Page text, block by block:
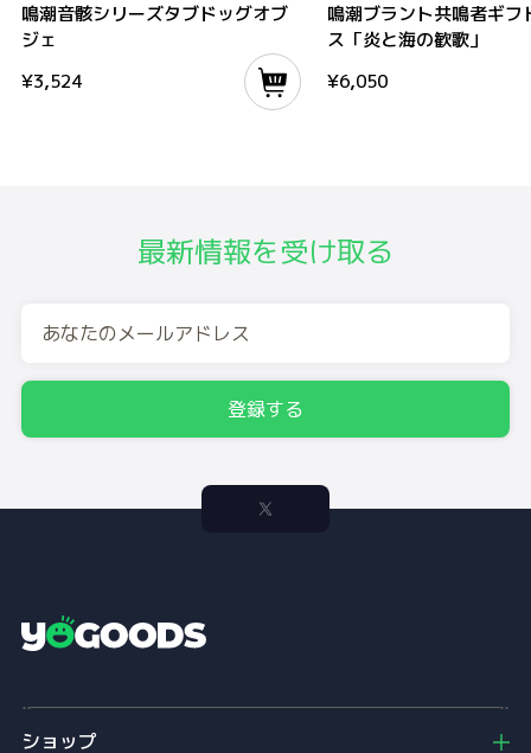
鳴潮音骸シリーズタブドッグオブ
ジェ
¥3,524
鳴潮ブラント共鳴者ギフ
ス「炎と海の歓歌」
¥6,050
最新情報を受け取る
登録する
g
oショップ